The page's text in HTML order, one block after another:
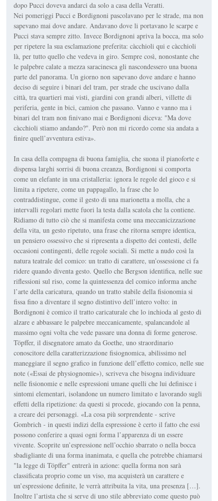
dopo Pucci doveva andarci da solo a casa della Veratti.
Nei pomeriggi Pucci e Bordignoni pascolavano per le strade, ma non
sapevano mai dove andare. Andavano dove li portavano le scarpe e
Pucci stava sempre zitto. Invece Bordignoni apriva la bocca, ma solo
per ripetere la sua esclamazione preferita: càcchioli qui e càcchioli
là, per tutto quello che vedeva in giro. Sempre così, nonostante che
le palpebre calate a mezza saracinesca gli nascondessero una buona
parte del panorama. Un giorno non sapevano dove andare e hanno
deciso di seguire i binari del tram, per strade che uscivano dalla
città, tra quartieri mai visti, giardini con grandi alberi, villette di
periferia, gente in bici, camion che passano. Vanno e vanno ma i
binari del tram non finivano mai e Bordignoni diceva: "Ma dove
càcchioli stiamo andando?". Però non mi ricordo come sia andata a
finire quell’avventura estiva».
In casa della compagna di buona famiglia, che suona il pianoforte e
dispensa larghi sorrisi di buona creanza, Bordignoni si comporta
come un elefante in una cristalleria: ignora le regole del gioco e si
limita a ripetere, come un pappagallo, la frase che lo
contraddistingue, come il gesto di una marionetta a molla, che a
intervalli regolari mette fuori la testa dalla scatola che la contiene.
Ridiamo di tutto ciò che si manifesta come una meccanicizzazione
della vita, un gesto ripetuto, una frase che ritorna sempre identica,
un pensiero ossessivo che si ripresenta a dispetto dei contesti, delle
occasioni contingenti, delle regole sociali. Si mette a nudo così la
natura teatrale del comico: un tratto di carattere, un’ossessione ci fa
ridere quando diventa gesto. Quello che Bergson identifica, nelle sue
riflessioni sul riso, come la quintessenza del comico informa anche
l’arte della caricatura, quando un tratto stabile della fisionomia si
fissa fino a diventare il segno distintivo dell’intero volto: in
Bordignoni è comico il tratto caricaturale che lo inchioda al gesto di
alzare e abbassare le palpebre meccanicamente, spalancandole al
massimo ogni volta che vede passare una donna di forme generose.
Töpffer, il disegnatore amato da Goethe, uno straordinario
conoscitore della caratterizzazione fisiognomica, abilissimo nel
maneggiare il segno grafico in funzione dell’effetto comico, nelle sue
note («Essai de physiognomie»), scriveva che bisogna individuare
nelle fisionomie e nelle espressioni umane quelli che lui definisce i
sintomi elementari, isolandone un numero limitato e lavorando sugli
effetti della ripetizione: da questi si procede, giocando con la penna,
a creare dei personaggi. «La cosa più sorprendente - scrive
Gombrich - in questi indizi della espressione è certo il fatto che essi
possono conferire a quasi ogni forma l’apparenza di un essere
vivente. Scoprite un’espressione nell’occhio sbarrato o nella bocca
sbadigliante di una forma inanimata, e quella che potrebbe chiamarsi
"la legge di Töpffer" entrerà in azione: quella forma non sarà
classificata proprio come un viso, ma acquisterà un carattere e
un’espressione definite, le verrà attribuita la vita, una presenza […].
Inoltre l’artista che si serve di uno stile abbreviato come questo può